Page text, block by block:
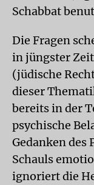
Schabbat
Die Fragen
in jüngster
(jüdische
dieser
bereits in der
psychische
Gedanken des
Schauls
ignoriert die